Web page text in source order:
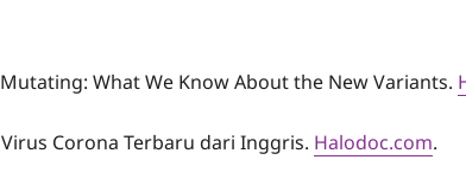
What We Know About the New Variants.
Corona Terbaru dari Inggris. Halodoc.com.